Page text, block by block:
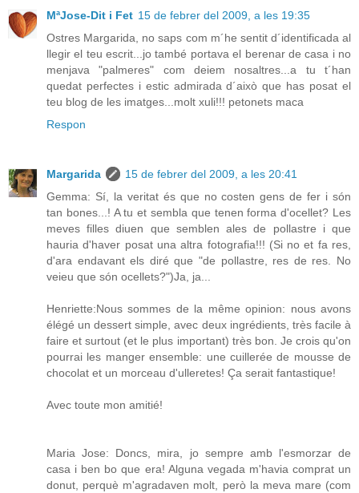
MªJose-Dit i Fet 15 de febrer del 2009, a les 19:35
Ostres Margarida, no saps com m´he sentit d´identificada al
llegir el teu escrit...jo també portava el berenar de casa i no
menjava "palmeres" com deiem nosaltres...a tu t´han
quedat perfectes i estic admirada d´això que has posat el
teu blog de les imatges...molt xuli!!! petonets maca
Respon
Margarida
15 de febrer del 2009, a les 20:41
Gemma: Sí, la veritat és que no costen gens de fer i són
tan bones...! A tu et sembla que tenen forma d'ocellet? Les
meves filles diuen que semblen ales de pollastre i que
hauria d'haver posat una altra fotografia!!! (Si no et fa res,
d'ara endavant els diré que "de pollastre, res de res. No
veieu que són ocellets?")Ja, ja...
Henriette:Nous sommes de la même opinion: nous avons
élégé un dessert simple, avec deux ingrédients, très facile à
faire et surtout (et le plus important) très bon. Je crois qu'on
pourrai les manger ensemble: une cuillerée de mousse de
chocolat et un morceau d'ulleretes! Ça serait fantastique!
Avec toute mon amitié!
Maria Jose: Doncs, mira, jo sempre amb l'esmorzar de
casa i ben bo que era! Alguna vegada m'havia comprat un
donut, perquè m'agradaven molt, però la meva mare (com